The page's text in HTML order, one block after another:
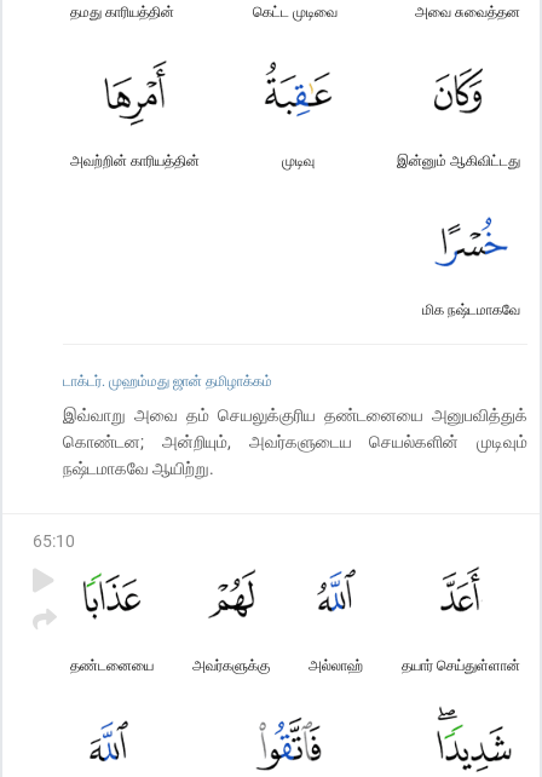
அவை சுவைத்தன
கெட்ட முடிவை
தமது காரியத்தின்
இன்னும் ஆகிவிட்டது
முடிவு
அவற்றின் காரியத்தின்
மிக நஷ்டமாகவே
டாக்டர். முஹம்மது ஜான் தமிழாக்கம்
இவ்வாறு அவை தம் செயலுக்குரிய தண்டனையை அனுபவித்துக்
கொண்டன; அன்றியும், அவர்களுடைய செயல்களின் முடிவும்
நஷ்டமாகவே ஆயிற்று.
65:10
தயார் செய்துள்ளான்
அல்லாஹ்
அவர்களுக்கு
தண்டனையை